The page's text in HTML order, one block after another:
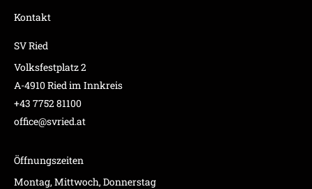
Kontakt
SV Ried
Volksfestplatz 2
A-4910 Ried im Innkreis
+43 7752 81100
office@svried.at
Öffnungszeiten
Montag, Mittwoch, Donnerstag